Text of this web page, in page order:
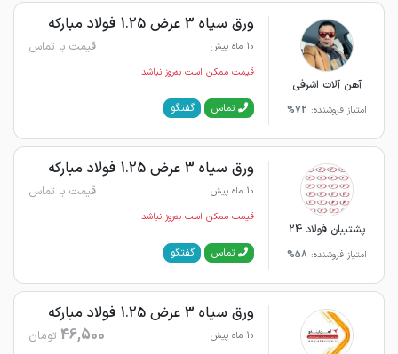
آهن آلات اشرفی
امتیاز فروشنده: 72%
ورق سیاه 3 عرض 1.25 فولاد مبارکه
10 ماه پیش قیمت با تماس
قیمت ممکن است به‌روز نباشد
تماس گفتگو
پشتیبان فولاد 24
امتیاز فروشنده: 58%
ورق سیاه 3 عرض 1.25 فولاد مبارکه
10 ماه پیش قیمت با تماس
قیمت ممکن است به‌روز نباشد
تماس گفتگو
ورق سیاه 3 عرض 1.25 فولاد مبارکه
10 ماه پیش 46,500 تومان